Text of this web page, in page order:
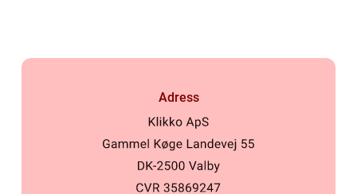
Adress